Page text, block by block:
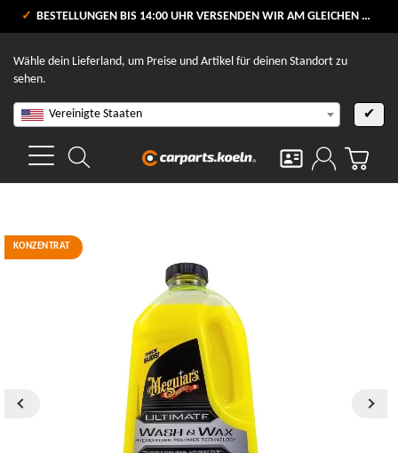
VERSANDKOSTENFREI AB 80 €
BESTELLUNGEN BIS 14:00 UHR VERSENDEN WIR AM GLEICHEN WERKTAG
Wähle dein Lieferland, um Preise und Artikel für deinen Standort zu
sehen.
Vereinigte Staaten ✔
KONZENTRAT